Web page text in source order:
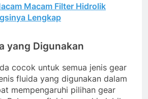
Macam Filter Hidrolik
Lengkap
yang Digunakan
cocok untuk semua jenis gear
fluida yang digunakan dalam
mempengaruhi pilihan gear